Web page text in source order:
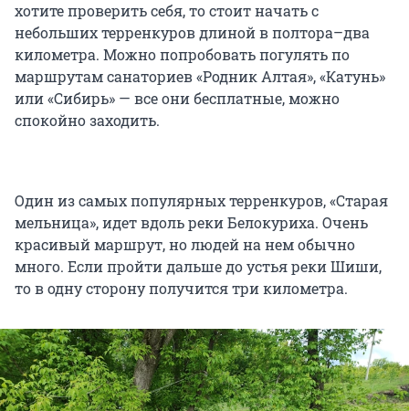
хотите проверить себя, то стоит начать с
небольших терренкуров длиной в полтора–два
километра. Можно попробовать погулять по
маршрутам санаториев «Родник Алтая», «Катунь»
или «Сибирь» — все они бесплатные, можно
спокойно заходить.
Один из самых популярных терренкуров, «Старая
мельница», идет вдоль реки Белокуриха. Очень
красивый маршрут, но людей на нем обычно
много. Если пройти дальше до устья реки Шиши,
то в одну сторону получится три километра.